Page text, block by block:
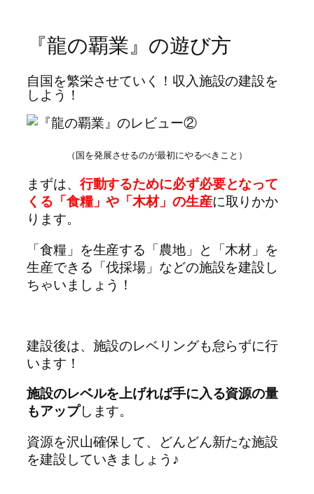
『龍の覇業』の遊び方
自国を繁栄させていく！収入施設の建設を
しよう！
（国を発展させるのが最初にやるべきこと）
まずは、 行動するために必ず必要となって
くる「食糧」や「木材」の生産に取りかか
ります。
「食糧」を生産する「農地」と「木材」を
生産できる「伐採場」などの施設を建設し
ちゃいましょう！
建設後は、施設のレベリングも怠らずに行
います！
施設のレベルを上げれば手に入る資源の量
もアップします。
資源を沢山確保して、どんどん新たな施設
を建設していきましょう♪